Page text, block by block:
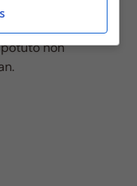
davvero
non